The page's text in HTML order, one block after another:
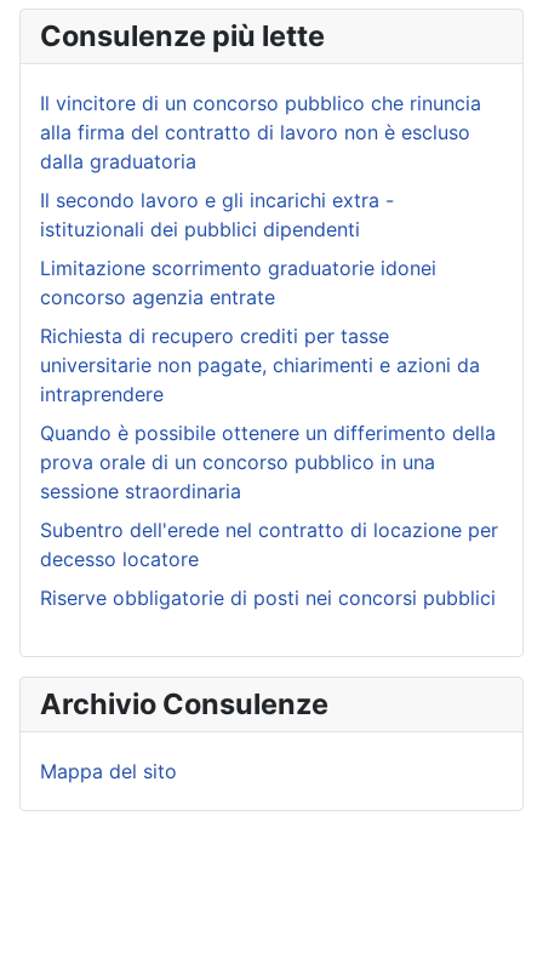
Consulenze più lette
Il vincitore di un concorso pubblico che rinuncia
alla firma del contratto di lavoro non è escluso
dalla graduatoria
Il secondo lavoro e gli incarichi extra -
istituzionali dei pubblici dipendenti
Limitazione scorrimento graduatorie idonei
concorso agenzia entrate
Richiesta di recupero crediti per tasse
universitarie non pagate, chiarimenti e azioni da
intraprendere
Quando è possibile ottenere un differimento della
prova orale di un concorso pubblico in una
sessione straordinaria
Subentro dell'erede nel contratto di locazione per
decesso locatore
Riserve obbligatorie di posti nei concorsi pubblici
Archivio Consulenze
Mappa del sito